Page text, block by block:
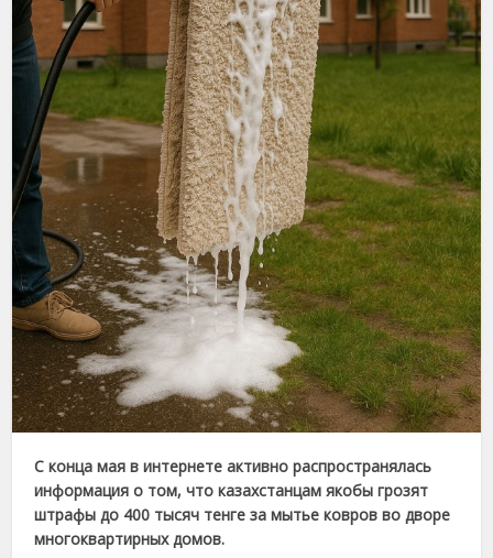
С конца мая в интернете активно распространялась
информация о том, что казахстанцам якобы грозят
штрафы до 400 тысяч тенге за мытье ковров во дворе
многоквартирных домов.